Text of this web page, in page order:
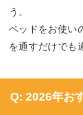
う。
ベッドをお使い
を通すだけでも
Q: 2026年お